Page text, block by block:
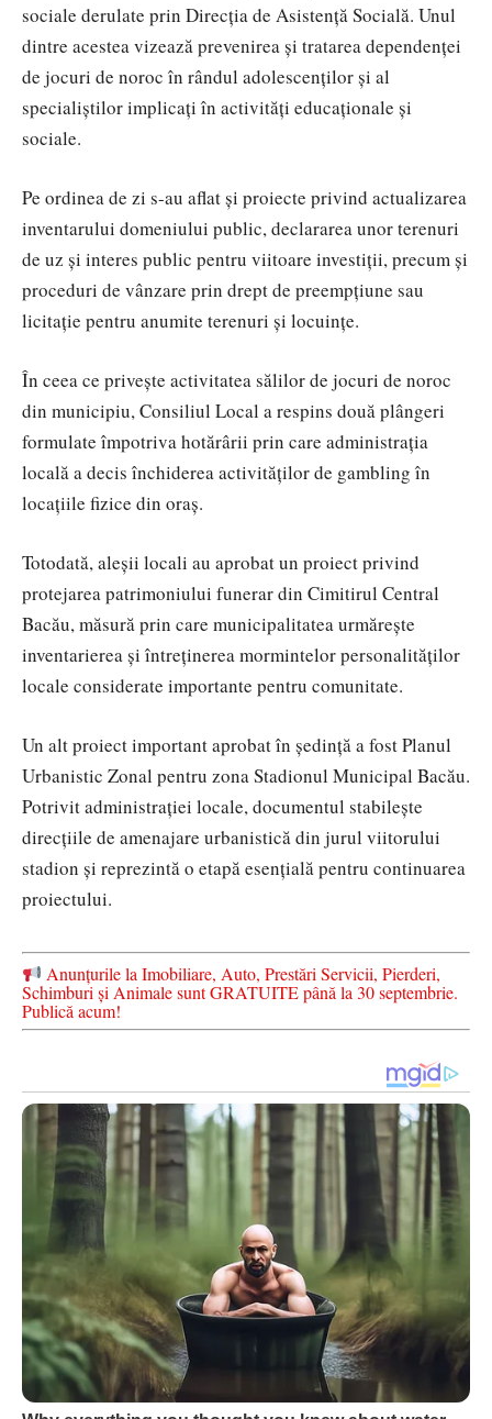
sociale derulate prin Direcția de Asistență Socială. Unul
dintre acestea vizează prevenirea și tratarea dependenței
de jocuri de noroc în rândul adolescenților și al
specialiștilor implicați în activități educaționale și
sociale.
Pe ordinea de zi s-au aflat și proiecte privind actualizarea
inventarului domeniului public, declararea unor terenuri
de uz și interes public pentru viitoare investiții, precum și
proceduri de vânzare prin drept de preempțiune sau
licitație pentru anumite terenuri și locuințe.
În ceea ce privește activitatea sălilor de jocuri de noroc
din municipiu, Consiliul Local a respins două plângeri
formulate împotriva hotărârii prin care administrația
locală a decis închiderea activităților de gambling în
locațiile fizice din oraș.
Totodată, aleșii locali au aprobat un proiect privind
protejarea patrimoniului funerar din Cimitirul Central
Bacău, măsură prin care municipalitatea urmărește
inventarierea și întreținerea mormintelor personalităților
locale considerate importante pentru comunitate.
Un alt proiect important aprobat în ședință a fost Planul
Urbanistic Zonal pentru zonaStadionul Municipal Bacău.
Potrivit administrației locale, documentul stabilește
direcțiile de amenajare urbanistică din jurul viitorului
stadion și reprezintă o etapă esențială pentru continuarea
proiectului.
Anunțurile la Imobiliare, Auto, Prestări Servicii, Pierderi,
Schimburi și Animale sunt GRATUITE până la 30 septembrie.
Publică acum!